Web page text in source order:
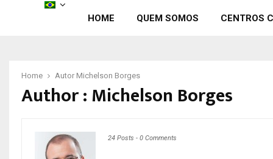
HOME QUEM SOMOS CENTROS
Home Autor Michelson Borges
Author :Michelson Borges
24 Posts - 0 Comments